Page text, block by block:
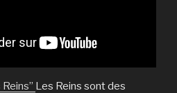
Les Reins sont des